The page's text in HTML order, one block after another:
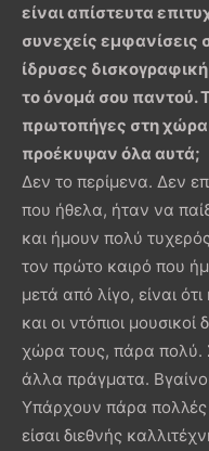
είναι απίστευτα
συνεχείς
ίδρυσες
το όνομά σου παντού.
πρωτοπήγες στη
προέκυψαν όλα αυτά;
Δεν το περίμενα. Δεν
που ήθελα, ήταν να
και ήμουν πολύ
τον πρώτο καιρό που
μετά από λίγο, είναι
και οι ντόπιοι
χώρα τους, πάρα
άλλα πράγματα.
Υπάρχουν πάρα πολλές
είσαι διεθνής